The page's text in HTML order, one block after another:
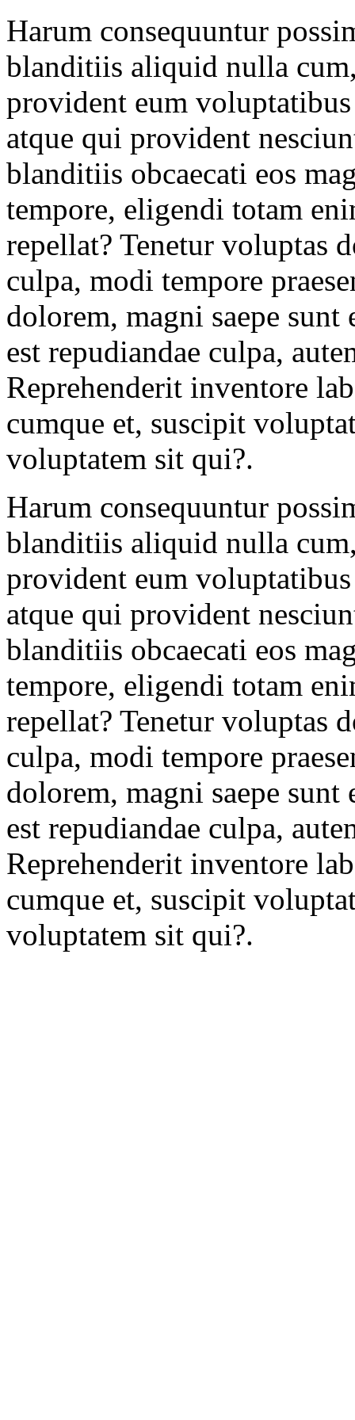
Harum consequuntur
blanditiis aliquid nulla
provident eum
atque qui provident
blanditiis obcaecati eos
tempore, eligendi totam
repellat? Tenetur voluptas
culpa, modi tempore
dolorem, magni saepe sunt
est repudiandae culpa,
Reprehenderit inventore
cumque et, suscipit
voluptatem sit qui?.
Harum consequuntur
blanditiis aliquid nulla
provident eum
atque qui provident
blanditiis obcaecati eos
tempore, eligendi totam
repellat? Tenetur voluptas
culpa, modi tempore
dolorem, magni saepe sunt
est repudiandae culpa,
Reprehenderit inventore
cumque et, suscipit
voluptatem sit qui?.